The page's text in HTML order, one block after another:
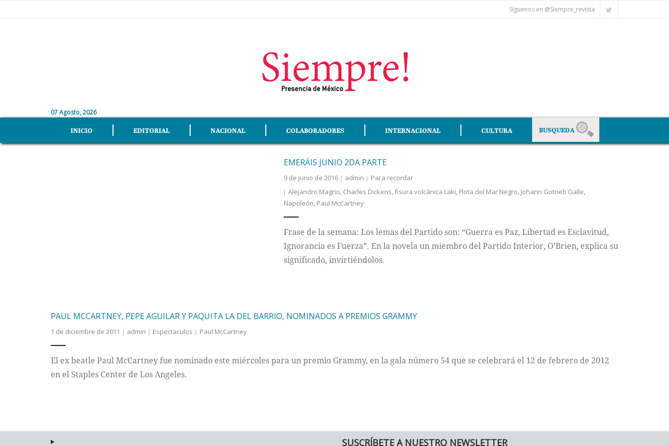
Síguenos en @Siempre_revista
07 Agosto, 2026
INICIO EDITORIAL NACIONAL COLABORADORES INTERNACIONAL CULTURA
EMERÁIS JUNIO 2DA PARTE
9 de junio de 2016 admin
Para recordar
Alejandro Magno, Charles Dickens,fisura volcánica Laki, Flota del Mar Negro, Johann Gotrieb Galle,
Napoleón, Paul McCartney
Frase de la semana: Los lemas del Partido son: “Guerra es Paz, Libertad es Esclavitud,
Ignorancia es Fuerza”. En la novela un miembro del Partido Interior, O’Brien, explica su
significado, invirtiéndolos.
PAUL MCCARTNEY, PEPE AGUILAR Y PAQUITA LA DEL BARRIO, NOMINADOS A PREMIOS GRAMMY
1 de diciembre de 2011 admin Espectaculos Paul McCartney
El ex beatle Paul McCartney fue nominado este miércoles para un premio Grammy, en la gala número 54 que se celebrará el 12 de febrero de 2012
en el Staples Center de Los Angeles.
SUSCRÍBETE A NUESTRO NEWSLETTER